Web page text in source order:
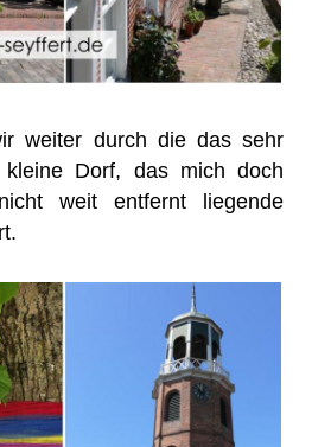
weiter durch die das sehr
kleine Dorf, das mich doch
weit entfernt liegende